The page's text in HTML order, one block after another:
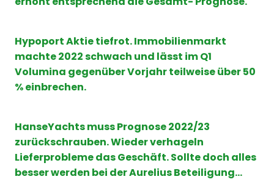
Hypoport Aktie tiefrot. Immobilienmarkt
machte 2022 schwach und lässt im Q1
Volumina gegenüber Vorjahr teilweise über 50
% einbrechen.
HanseYachts muss Prognose 2022/23
zurückschrauben. Wieder verhageln
Lieferprobleme das Geschäft. Sollte doch alles
besser werden bei der Aurelius Beteiligung…